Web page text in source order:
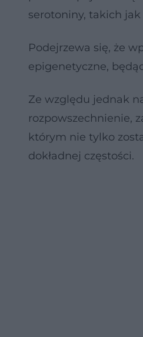
serotoniny, takich jak
Podejrzewa się, że
epigenetyczne,
Ze względu jednak
rozpowszechnienie,
którym nie tylko
dokładnej częstości.